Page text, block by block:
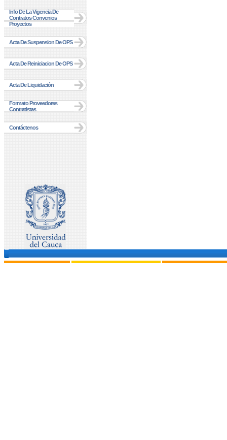
Info De La Vigencia De
Contratos Convenios
Proyectos
Acta De Suspension De OPS
Acta De Reiniciacion De OPS
Acta De Liquidación
Formato Proveedores
Contratistas
Contáctenos